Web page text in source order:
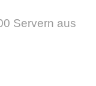
Servern aus